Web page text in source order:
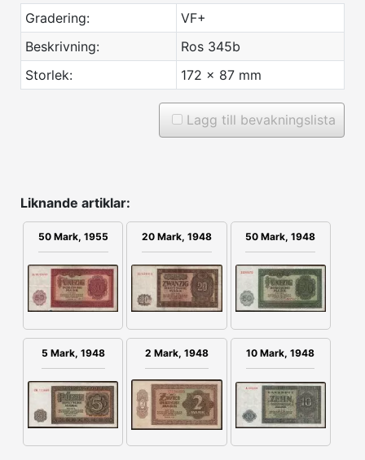
Gradering:
VF+
Beskrivning:
Ros 345b
Storlek:
172 x 87 mm
Lagg till bevakningslista
Liknande artiklar:
50 Mark, 1955 20 Mark, 1948 50 Mark, 1948
5 Mark, 1948 2 Mark, 1948 10 Mark, 1948